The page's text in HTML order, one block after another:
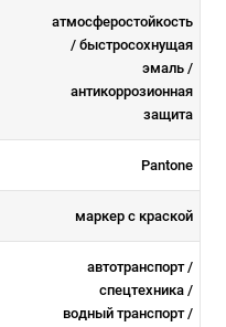
атмосферостойкоcть
/ быстросохнущая
эмаль /
антикоррозионная
защита
Pantone
маркер с краской
автотранспорт /
спецтехника /
водный транспорт /